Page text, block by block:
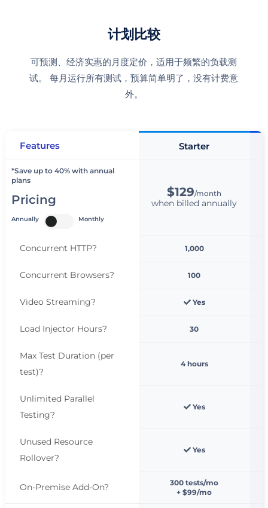
计划比较
可预测、经济实惠的月度定价，适用于频繁的负载测
试。 每月运行所有测试，预算简单明了，没有计费意
外。
Features Starter
*Save up to 40% with annual
plans
Pricing
Annually Monthly
$129/month
when billed annually
Concurrent HTTP? 1,000
Concurrent Browsers? 100
Video Streaming? Yes
Load Injector Hours? 30
Max Test Duration (per
test)?
4 hours
Unlimited Parallel
Testing?
Yes
Unused Resource
Rollover?
Yes
On-Premise Add-On?
300 tests/mo
+ $99/mo